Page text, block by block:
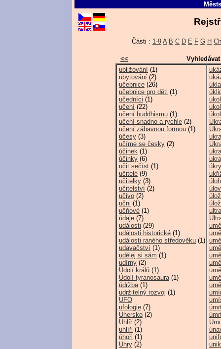
Části : 1-9 A B C D E F G H Ch
<<
ubližování (1)
ubytování (2)
učebnice (26)
učebnice pro děti (1)
učedníci (1)
učení (22)
učení buddhismu (1)
učení snadno a rychle (2)
učení zábavnou formou (1)
účesy (3)
učíme se česky (2)
účinek (1)
účinky (6)
učit sečíst (1)
učitelé (9)
učitelky (3)
učitelství (2)
učivo (2)
učni (1)
učňové (1)
údaje (7)
události (29)
události historické (1)
události raného středověku (1)
udavačství (1)
udělej si sám (1)
udírny (2)
Údolí králů (1)
Údolí tyranosaura(1)
údržba(1)
udržitelný rozvoj (1)
UFO
ufologie (7)
Uhersko (2)
Uhlíř(2)
uhlíři (1)
úhoři (1)
Uhry (2)